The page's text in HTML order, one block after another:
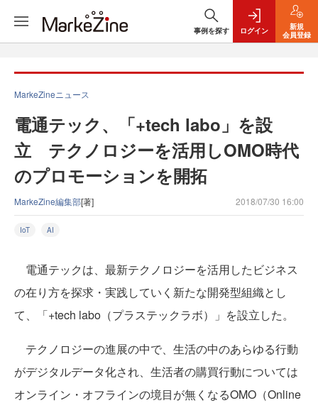
事例を探す ログイン
新規
会員登録
MarkeZineニュース
電通テック、「+tech labo」を設
立 テクノロジーを活用しOMO時代
のプロモーションを開拓
MarkeZine編集部[著] 2018/07/30 16:00
IoT AI
電通テックは、最新テクノロジーを活用したビジネス
の在り方を探求・実践していく新たな開発型組織とし
て、「+tech labo（プラステックラボ）」を設立した。
テクノロジーの進展の中で、生活の中のあらゆる行動
がデジタルデータ化され、生活者の購買行動については
オンライン・オフラインの境目が無くなるOMO（Online